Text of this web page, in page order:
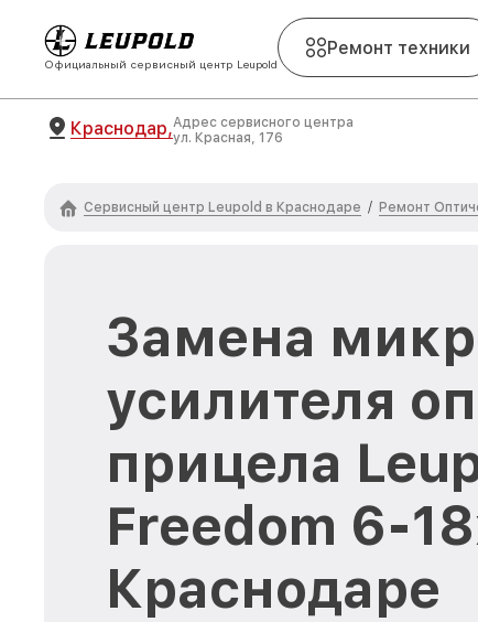
Официальный сервисный центр Leupold
Ремонт техники
Краснодар,Адрес сервисного центра
ул. Красная, 176
Сервисный центр Leupold в Краснодаре / Ремонт
Замена
усилителя
прицела
Freedom 6-
Краснодаре